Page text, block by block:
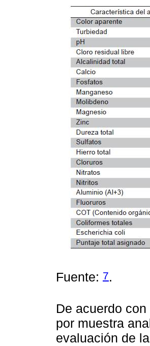
Fuente: 7.
De acuerdo
por muestra
evaluación de